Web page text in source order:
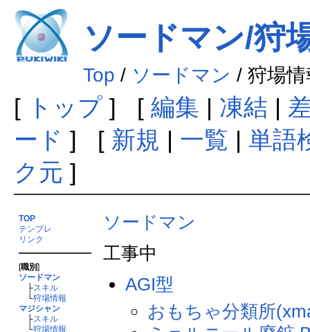
ソードマン/狩
Top / ソードマン / 狩場情
[ トップ] [ 編集 | 凍結 |
ード ] [ 新規 | 一覧 | 単語
ク元 ]
TOP
テンプレ
リンク
[職別]
ソードマン
├スキル
└狩場情報
マジシャン
├スキル
└狩場情報
ソードマン
工事中
AGI型
おもちゃ分類所